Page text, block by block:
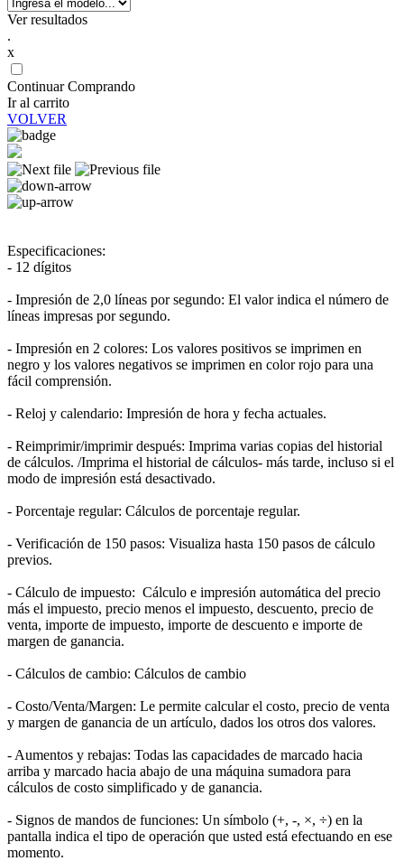
Ver resultados
.
x
Continuar Comprando
Ir al carrito
VOLVER
Especificaciones:
- 12 dígitos
- Impresión de 2,0 líneas por segundo: El valor indica el número de
líneas impresas por segundo.
- Impresión en 2 colores: Los valores positivos se imprimen en
negro y los valores negativos se imprimen en color rojo para una
fácil comprensión.
- Reloj y calendario: Impresión de hora y fecha actuales.
- Reimprimir/imprimir después: Imprima varias copias del historial
de cálculos. /Imprima el historial de cálculos- más tarde, incluso si el
modo de impresión está desactivado.
- Porcentaje regular: Cálculos de porcentaje regular.
- Verificación de 150 pasos: Visualiza hasta 150 pasos de cálculo
previos.
- Cálculo de impuesto: Cálculo e impresión automática del precio
más el impuesto, precio menos el impuesto, descuento, precio de
venta, importe de impuesto, importe de descuento e importe de
margen de ganancia.
- Cálculos de cambio: Cálculos de cambio
- Costo/Venta/Margen: Le permite calcular el costo, precio de venta
y margen de ganancia de un artículo, dados los otros dos valores.
- Aumentos y rebajas: Todas las capacidades de marcado hacia
arriba y marcado hacia abajo de una máquina sumadora para
cálculos de costo simplificado y de ganancia.
- Signos de mandos de funciones: Un símbolo (+, -, ×, ÷) en la
pantalla indica el tipo de operación que usted está efectuando en ese
momento.